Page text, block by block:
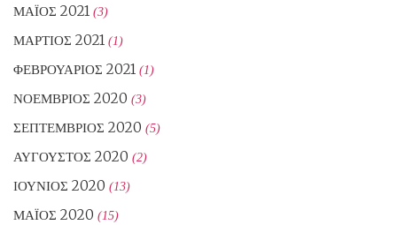
ΜΆΙΟΣ 2021 (3)
ΜΆΡΤΙΟΣ 2021 (1)
ΦΕΒΡΟΥΆΡΙΟΣ 2021 (1)
ΝΟΈΜΒΡΙΟΣ 2020 (3)
ΣΕΠΤΈΜΒΡΙΟΣ 2020 (5)
ΑΎΓΟΥΣΤΟΣ 2020 (2)
ΙΟΎΝΙΟΣ 2020 (13)
ΜΆΙΟΣ 2020 (15)